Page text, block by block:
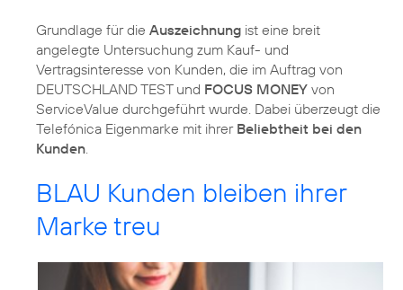
Grundlage für die Auszeichnung ist eine breit
angelegte Untersuchung zum Kauf- und
Vertragsinteresse von Kunden, die im Auftrag von
DEUTSCHLAND TEST und FOCUS MONEY von
ServiceValue durchgeführt wurde. Dabei überzeugt die
Telefónica Eigenmarke mit ihrer Beliebtheit bei den
Kunden
BLAU Kunden bleiben ihrer
Marke treu